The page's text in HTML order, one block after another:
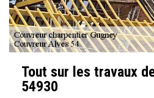
Tout sur les travaux
54930